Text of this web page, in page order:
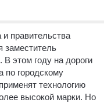
правительства
заместитель
этом году на дороги
по городскому
технологию
высокой марки. Но